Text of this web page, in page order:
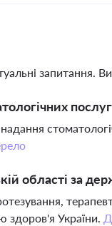
запитання.
області за
здоров'я України.